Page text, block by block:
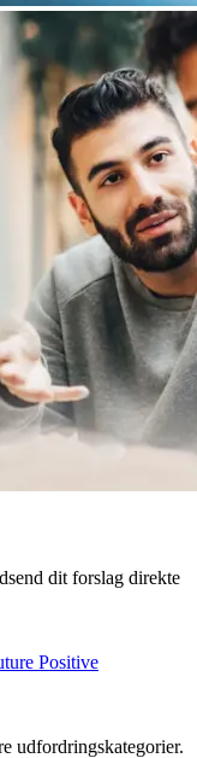
dit forslag direkte
Positive
udfordringskategorier.